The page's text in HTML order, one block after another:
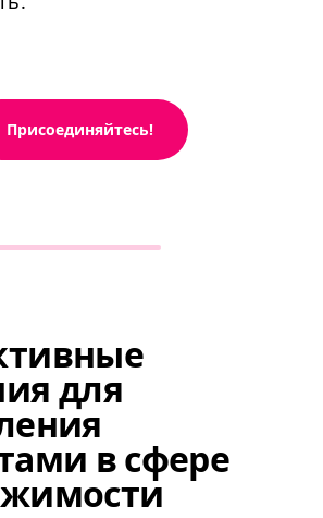
Присоединяйтесь!
для
в сфере